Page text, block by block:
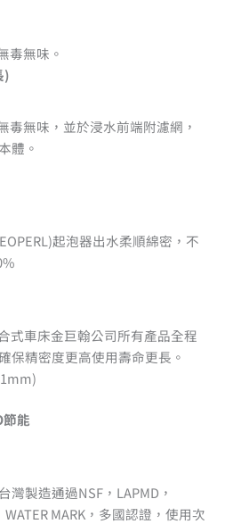
毒無味。
)
毒無味，並於浸水前端附濾網，
體。
起泡器出水柔順綿密，不
式車床金巨翰公司所有產品全程
保精密度更高使用壽命更長。
能
灣製造通過NSF，LAPMD，
WATER MARK，多國認證，使用次